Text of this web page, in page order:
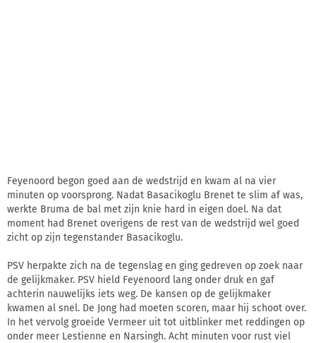
Feyenoord begon goed aan de wedstrijd en kwam al na vier
minuten op voorsprong. Nadat Basacikoglu Brenet te slim af was,
werkte Bruma de bal met zijn knie hard in eigen doel. Na dat
moment had Brenet overigens de rest van de wedstrijd wel goed
zicht op zijn tegenstander Basacikoglu.
PSV herpakte zich na de tegenslag en ging gedreven op zoek naar
de gelijkmaker. PSV hield Feyenoord lang onder druk en gaf
achterin nauwelijks iets weg. De kansen op de gelijkmaker
kwamen al snel. De Jong had moeten scoren, maar hij schoot over.
In het vervolg groeide Vermeer uit tot uitblinker met reddingen op
onder meer Lestienne en Narsingh. Acht minuten voor rust viel